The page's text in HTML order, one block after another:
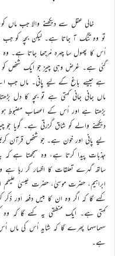
خالی عقل سے دیکھنے والا جب ماں کو
تو وہ تنگ آ جاتا ہے۔ لیکن بچہ کو جب
اُس کا پھول سا چہرہ مُرجھا جاتا ہے۔
گئی ہے۔ غرض وہی چیز جو ایک شخص
ہے جیسے باغ کے لیے پانی۔ ماں جب
ماں جانی جانی کہتی ہے تو بچہ کا دل
بڑھتا ہے اور اُس کے اعصاب مضبوط ہو
دیکھنے والے کو شاق گزرتی ہے۔
لیے پانی اور خون ہے۔ جو شخص قرآن
جذبات پیدا کرتا ہے، وہ سمجھتا ہے
ساتھ گہرے تعلقات کا اظہار کر رہا
ابراہیم، حضرت موسیٰ، حضرت عیسیٰ علیھم
کہے گا کہ اگر وہ ان کا بیس دفعہ اَور ذکر
کہتی ہے۔ ایک منطقی یہ کہے گا کہ وہ
سہماسہما پھرے گا کہ شاید اُس کی ماں
ہے۔